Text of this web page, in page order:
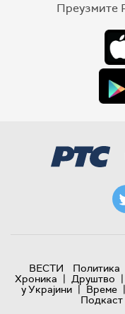
Преузмите
ВЕСТИ Политика
Хроника | Друштво |
у Украјини | Време |
Подкаст